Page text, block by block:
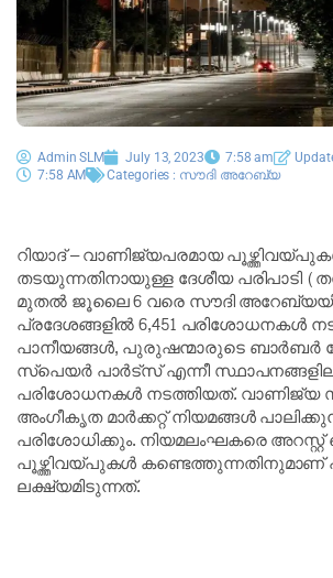
Admin SLM July 13, 2023 7:58 am
7:58 AM
Categories : സൗദി അറേബ്യ
റിയാദ് – വാണിജ്യപരമായ
തടയുന്നതിനായുള്ള ദേശീയ
മുതൽ ജൂലൈ 6 വരെ സൗദി
പ്രദേശങ്ങളിൽ 6,451 പരിശോധനകൾ
പാനീയങ്ങൾ, പുരുഷന്മാരുടെ ബാർബർ
സ്പെയർ പാർട്സ് എന്നീ
പരിശോധനകൾ നടത്തിയത്. വാണിജ്യ
അംഗീകൃത മാർക്കറ്റ് നിയമങ്ങൾ
പരിശോധിക്കും. നിയമലംഘകരെ
പൂഴ്ത്തിവയ്പുകൾ
ലക്ഷ്യമിടുന്നത്.